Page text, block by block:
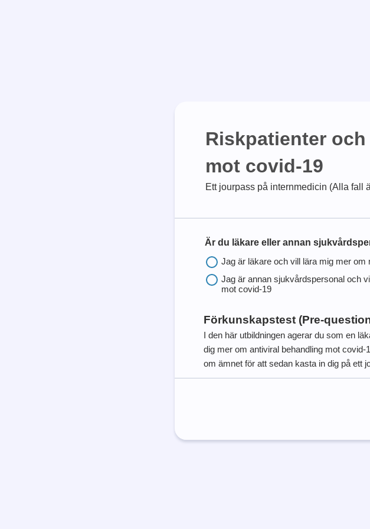
Riskpatienter
mot covid-19
Ett jourpass på internmedicin (Alla fall
Är du läkare eller annan
Jag är läkare och vill lära mig mer
Jag är annan sjukvårdspersonal och
mot covid-19
Förkunskapstest (Pre-
I den här utbildningen agerar du som en
dig mer om antiviral behandling mot
om ämnet för att sedan kasta in dig på ett